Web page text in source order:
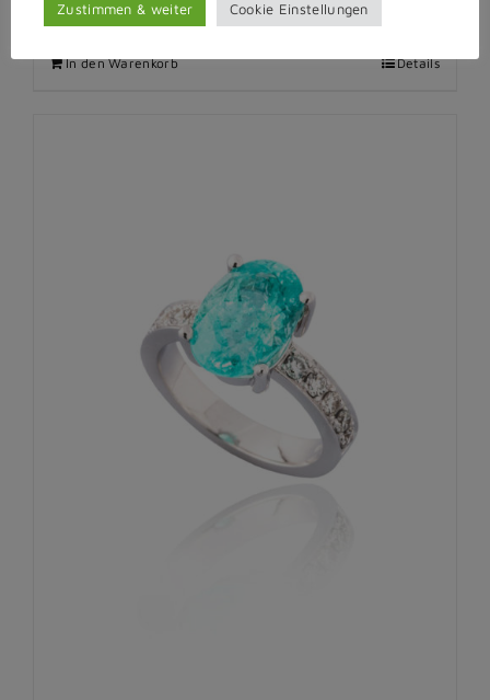
In den Warenkorb Details
Zustimmen & weiter Cookie Einstellungen